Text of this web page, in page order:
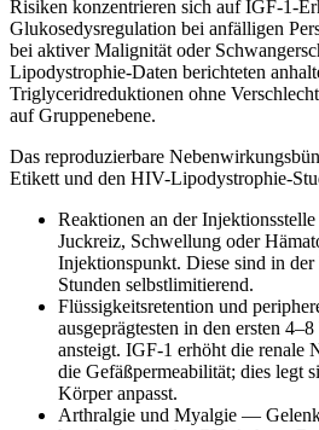
Risiken konzentrieren sich auf IGF-1-
Glukosedysregulation bei anfälligen
bei aktiver Malignität oder
Lipodystrophie-Daten berichteten
Triglyceridreduktionen ohne
auf Gruppenebene.
Das reproduzierbare
Etikett und den HIV-Lipodystrophie-
Reaktionen an der
Juckreiz, Schwellung oder
Injektionspunkt. Diese sind in
Stunden selbstlimitierend.
Flüssigkeitsretention und
ausgeprägtesten in den ersten
ansteigt. IGF-1 erhöht die renale
die Gefäßpermeabilität; dies legt
Körper anpasst.
Arthralgie und Myalgie —